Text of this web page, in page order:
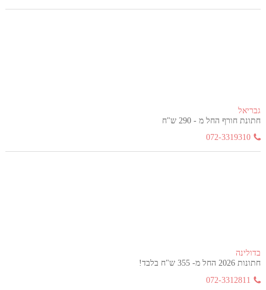
גבריאל
חתונת חורף החל מ - 290 ש"ח
072-3319310
בדולינה
חתונות 2026 החל מ- 355 ש"ח בלבד!
072-3312811